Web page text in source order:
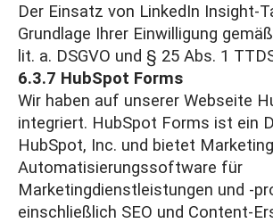
Der Einsatz von LinkedIn Insight-
Grundlage Ihrer Einwilligung
lit. a. DSGVO und § 25 Abs. 1
6.3.7 HubSpot Forms
Wir haben auf unserer Webseite
integriert. HubSpot Forms ist ein
HubSpot, Inc. und bietet
Automatisierungssoftware für
Marketingdienstleistungen und -
einschließlich SEO und Content-